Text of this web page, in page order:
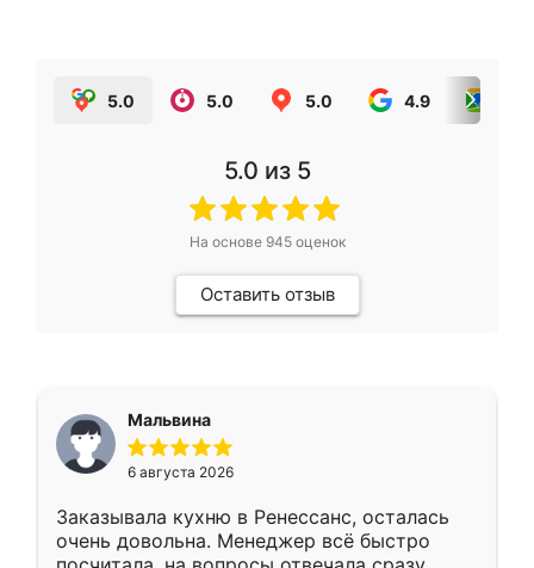
5.0 5.0 5.0 4.9
5.0 из 5
На основе 945оценок
Оставить отзыв
Мальвина
6 августа 2026
Заказывала кухню в Ренессанс, осталась
очень довольна. Менеджер всё быстро